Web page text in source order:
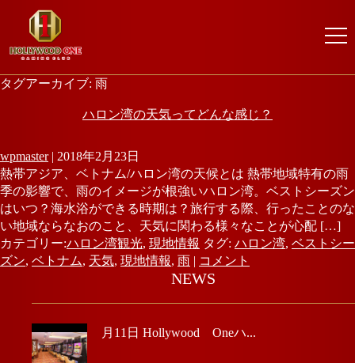
タグアーカイブ: 雨
ハロン湾の天気ってどんな感じ？
wpmaster | 2018年2月23日
熱帯アジア、ベトナム/ハロン湾の天候とは 熱帯地域特有の雨
季の影響で、雨のイメージが根強いハロン湾。ベストシーズン
はいつ？海水浴ができる時期は？旅行する際、行ったことのな
い地域ならなおのこと、天気に関わる様々なことが心配 […]
カテゴリー:ハロン湾観光, 現地情報 タグ: ハロン湾, ベストシー
ズン, ベトナム, 天気, 現地情報, 雨 | コメント
NEWS
月11日 Hollywood Oneハ...